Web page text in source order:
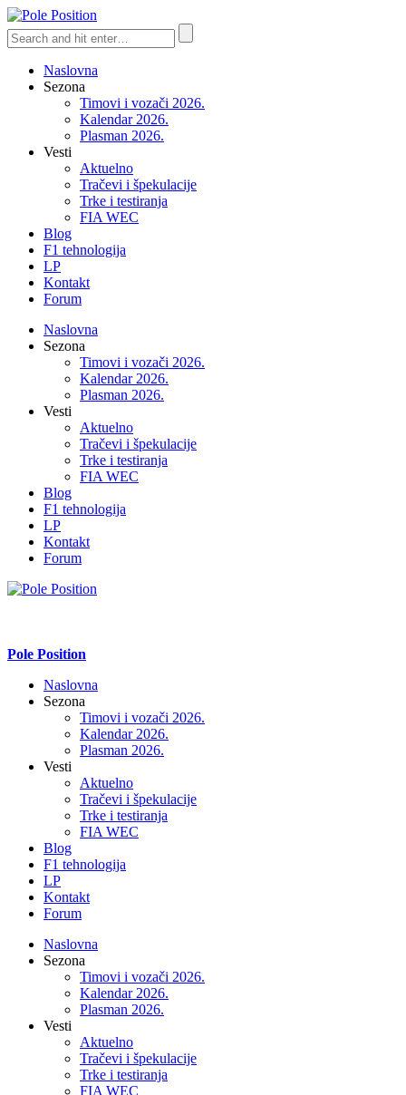
Naslovna
Sezona
Timovi i vozači 2026.
Kalendar 2026.
Plasman 2026.
Vesti
Aktuelno
Tračevi i špekulacije
Trke i testiranja
FIA WEC
Blog
F1 tehnologija
LP
Kontakt
Forum
Naslovna
Sezona
Timovi i vozači 2026.
Kalendar 2026.
Plasman 2026.
Vesti
Aktuelno
Tračevi i špekulacije
Trke i testiranja
FIA WEC
Blog
F1 tehnologija
LP
Kontakt
Forum
Pole Position
Naslovna
Sezona
Timovi i vozači 2026.
Kalendar 2026.
Plasman 2026.
Vesti
Aktuelno
Tračevi i špekulacije
Trke i testiranja
FIA WEC
Blog
F1 tehnologija
LP
Kontakt
Forum
Naslovna
Sezona
Timovi i vozači 2026.
Kalendar 2026.
Plasman 2026.
Vesti
Aktuelno
Tračevi i špekulacije
Trke i testiranja
FIA WEC